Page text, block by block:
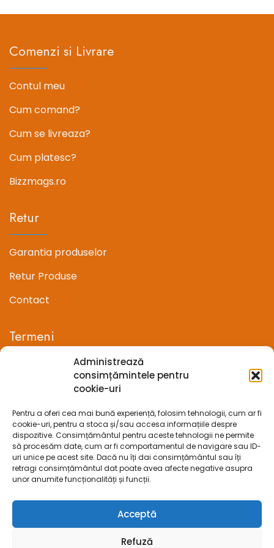
Administrează
consimțămintele pentru
cookie-uri
Pentru a oferi cea mai bună experiență, folosim tehnologii, cum ar fi
cookie-uri, pentru a stoca și/sau accesa informațiile despre
dispozitive. Consimțământul pentru aceste tehnologii ne permite
să procesăm date, cum ar fi comportamentul de navigare sau ID-
uri unice pe acest site. Dacă nu îți dai consimțământul sau îți
retragi consimțământul dat poate avea afecte negative asupra
unor anumite funcționalități și funcții.
Acceptă
Refuză
Comenzi si Livrare
Contul meu
Cum comand?
Cum se livreaza?
Cum platesc?
Bizzmags.ro
Retur
Garantia produselor
Retur Produse
Contact
Termeni
Termeni si conditii
Confidentialitate
Politica cookie-uri (UE)
Prelucrarea datelor cu caracter personal
Legal